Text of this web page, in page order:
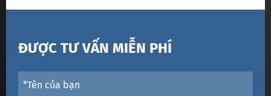
ĐƯỢC TƯ VẤN MIỄN PHÍ